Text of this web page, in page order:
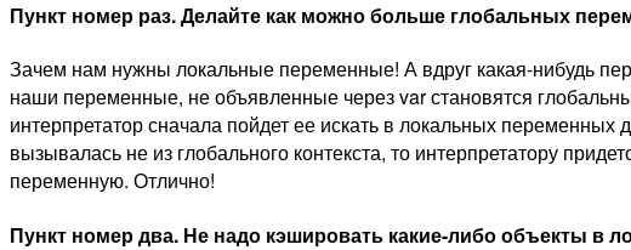
Пункт номер раз.Делайте как можно больше глобальных
Зачем нам нужны локальные переменные! А вдруг какая-нибудь
наши переменные, не объявленные через var становятся
интерпретатор сначала пойдет ее искать в локальных
вызывалась не из глобального контекста, то интерпретатору
переменную. Отлично!
Пункт номер два. Не надо кэшировать какие-либо объекты в